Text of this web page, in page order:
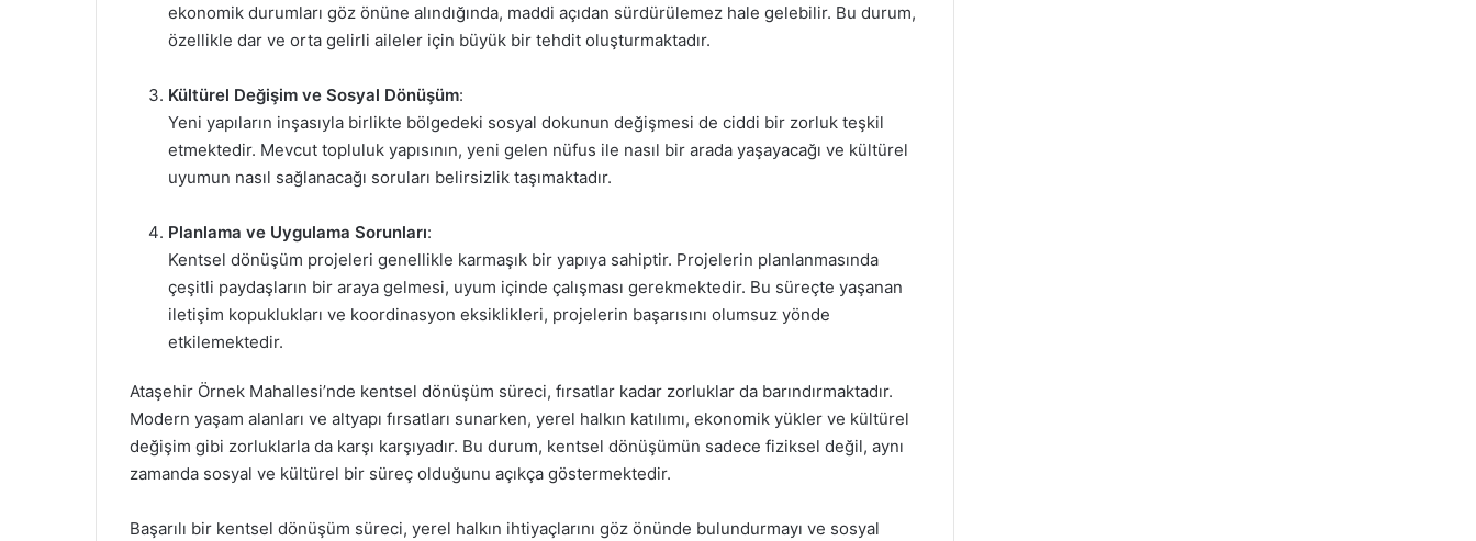
ekonomik durumları göz önüne alındığında, maddi açıdan sürdürülemez hale gelebilir. Bu durum,
özellikle dar ve orta gelirli aileler için büyük bir tehdit oluşturmaktadır.
Kültürel Değişim ve Sosyal Dönüşüm:
Yeni yapıların inşasıyla birlikte bölgedeki sosyal dokunun değişmesi de ciddi bir zorluk teşkil
etmektedir. Mevcut topluluk yapısının, yeni gelen nüfus ile nasıl bir arada yaşayacağı ve kültürel
uyumun nasıl sağlanacağı soruları belirsizlik taşımaktadır.
Planlama ve Uygulama Sorunları:
Kentsel dönüşüm projeleri genellikle karmaşık bir yapıya sahiptir. Projelerin planlanmasında
çeşitli paydaşların bir araya gelmesi, uyum içinde çalışması gerekmektedir. Bu süreçte yaşanan
iletişim kopuklukları ve koordinasyon eksiklikleri, projelerin başarısını olumsuz yönde
etkilemektedir.
Ataşehir Örnek Mahallesi’nde kentsel dönüşüm süreci, fırsatlar kadar zorluklar da barındırmaktadır.
Modern yaşam alanları ve altyapı fırsatları sunarken, yerel halkın katılımı, ekonomik yükler ve kültürel
değişim gibi zorluklarla da karşı karşıyadır. Bu durum, kentsel dönüşümün sadece fiziksel değil, aynı
zamanda sosyal ve kültürel bir süreç olduğunu açıkça göstermektedir.
Başarılı bir kentsel dönüşüm süreci, yerel halkın ihtiyaçlarını göz önünde bulundurmayı ve sosyal